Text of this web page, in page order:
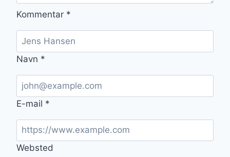
Kommentar *
Navn *
E-mail *
Websted